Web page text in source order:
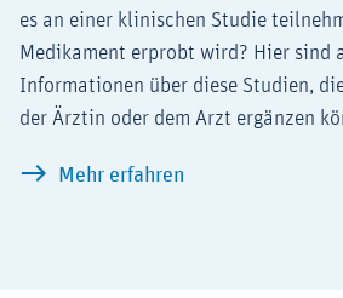
es an einer klinischen Studie
Medikament erprobt wird? Hier sind
Informationen über diese Studien,
der Ärztin oder dem Arzt ergänzen
Mehr erfahren